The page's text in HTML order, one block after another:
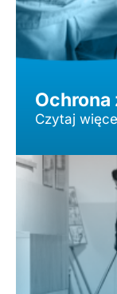
Ochrona
Czytaj